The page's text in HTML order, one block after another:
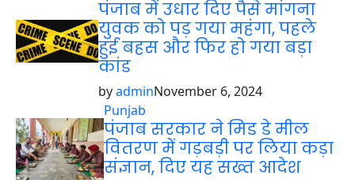
पंजाब में उधार दिए पैसे मांगना
युवक को पड़ गया महंगा, पहले
हुई बहस और फिर हो गया बड़ा
कांड
byadminNovember 6, 2024
Punjab
पंजाब सरकार ने मिड डे मील
वितरण में गड़बड़ी पर लिया कड़ा
संज्ञान, दिए यह सख्त आदेश